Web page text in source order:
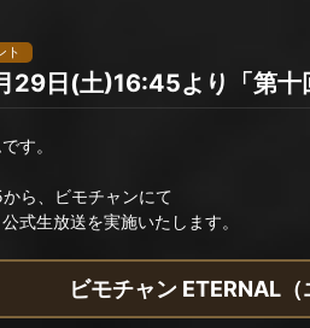
ト
29日(土)16:45より「第
す。
ら、ビモチャンにて
式生放送を実施いたします。
ビモチャン ETERNAL